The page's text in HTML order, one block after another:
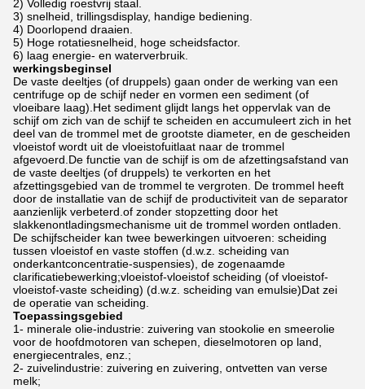
2) Volledig roestvrij staal.
3) snelheid, trillingsdisplay, handige bediening.
4) Doorlopend draaien.
5) Hoge rotatiesnelheid, hoge scheidsfactor.
6) laag energie- en waterverbruik.
werkingsbeginsel
De vaste deeltjes (of druppels) gaan onder de werking van een
centrifuge op de schijf neder en vormen een sediment (of
vloeibare laag).Het sediment glijdt langs het oppervlak van de
schijf om zich van de schijf te scheiden en accumuleert zich in het
deel van de trommel met de grootste diameter, en de gescheiden
vloeistof wordt uit de vloeistofuitlaat naar de trommel
afgevoerd.De functie van de schijf is om de afzettingsafstand van
de vaste deeltjes (of druppels) te verkorten en het
afzettingsgebied van de trommel te vergroten. De trommel heeft
door de installatie van de schijf de productiviteit van de separator
aanzienlijk verbeterd.of zonder stopzetting door het
slakkenontladingsmechanisme uit de trommel worden ontladen.
De schijfscheider kan twee bewerkingen uitvoeren: scheiding
tussen vloeistof en vaste stoffen (d.w.z. scheiding van
onderkantconcentratie-suspensies), de zogenaamde
clarificatiebewerking;vloeistof-vloeistof scheiding (of vloeistof-
vloeistof-vaste scheiding) (d.w.z. scheiding van emulsie)Dat zei
de operatie van scheiding.
Toepassingsgebied
1- minerale olie-industrie: zuivering van stookolie en smeerolie
voor de hoofdmotoren van schepen, dieselmotoren op land,
energiecentrales, enz.;
2- zuivelindustrie: zuivering en zuivering, ontvetten van verse
melk;